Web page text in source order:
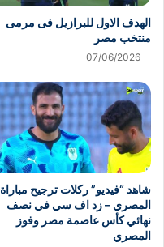
الهدف الاول للبرازيل فى مرمى
منتخب مصر
07/06/2026
شاهد “فيديو” ركلات ترجيح مباراة
المصري – زد اف سي في نصف
نهائي كأس عاصمة مصر وفوز
المصري